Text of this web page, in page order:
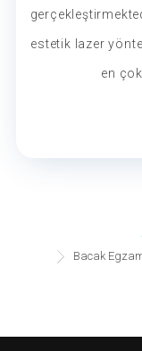
estetik lazer
en
Bacak